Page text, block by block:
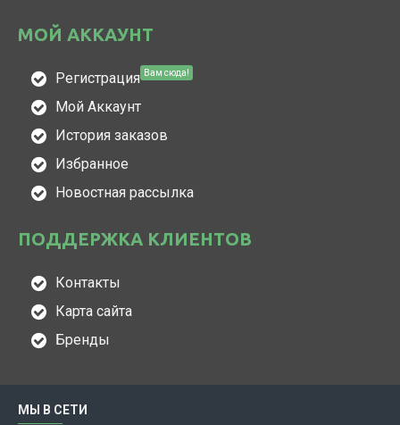
МОЙ АККАУНТ
Регистрация Вам сюда!
Мой Аккаунт
История заказов
Избранное
Новостная рассылка
ПОДДЕРЖКА КЛИЕНТОВ
Контакты
Карта сайта
Бренды
МЫ В СЕТИ